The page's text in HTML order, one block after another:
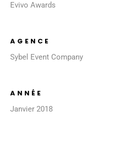
Evivo Awards
AGENCE
Sybel Event Company
ANNÉE
Janvier 2018